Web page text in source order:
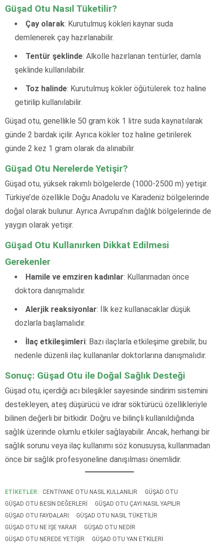
Güşad Otu Nasıl Tüketilir?
Çay olarak: Kurutulmuş kökleri kaynar suda
demlenerek çay hazırlanabilir.
Tentür şeklinde: Alkolle hazırlanan tentürler, damla
şeklinde kullanılabilir.
Toz halinde: Kurutulmuş kökler öğütülerek toz haline
getirilip kullanılabilir.
Güşad otu, genellikle 50 gram kök 1 litre suda kaynatılarak
günde 2 bardak içilir. Ayrıca kökler toz haline getirilerek
günde 2 kez 1 gram olarak da alınabilir.
Güşad Otu Nerelerde Yetişir?
Güşad otu, yüksek rakımlı bölgelerde (1000-2500 m) yetişir.
Türkiye’de özellikle Doğu Anadolu ve Karadeniz bölgelerinde
doğal olarak bulunur. Ayrıca Avrupa’nın dağlık bölgelerinde de
yaygın olarak yetişir.
Güşad Otu Kullanırken Dikkat Edilmesi
Gerekenler
Hamile ve emziren kadınlar: Kullanmadan önce
doktora danışmalıdır.
Alerjik reaksiyonlar: İlk kez kullanacaklar düşük
dozlarla başlamalıdır.
İlaç etkileşimleri: Bazı ilaçlarla etkileşime girebilir, bu
nedenle düzenli ilaç kullananlar doktorlarına danışmalıdır.
Sonuç: Güşad Otu ile Doğal Sağlık Desteği
Güşad otu, içerdiği acı bileşikler sayesinde sindirim sistemini
destekleyen, ateş düşürücü ve idrar söktürücü özellikleriyle
bilinen değerli bir bitkidir. Doğru ve bilinçli kullanıldığında
sağlık üzerinde olumlu etkiler sağlayabilir. Ancak, herhangi bir
sağlık sorunu veya ilaç kullanımı söz konusuysa, kullanmadan
önce bir sağlık profesyoneline danışılması önemlidir.
ETİKETLER: CENTIYANE OTU NASIL KULLANILIR
GÜŞAD OTU
GÜŞAD OTU BESIN DEĞERLERI
GÜŞAD OTU ÇAYI NASIL YAPILIR
GÜŞAD OTU FAYDALARI
GÜŞAD OTU NASIL TÜKETILIR
GÜŞAD OTU NE IŞE YARAR
GÜŞAD OTU NEDIR
GÜŞAD OTU NEREDE YETIŞIR
GÜŞAD OTU YAN ETKILERI